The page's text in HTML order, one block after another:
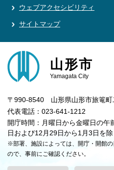
ウェブアクセシビリティ
サイトマップ
山形市
Yamagata City
〒990-8540 山形県山形市旅篭町
代表電話：023-641-1212
開庁時間：月曜日から金曜日の
日および12月29日から1月3日を除
※部署、施設によっては、開庁・開館
ので、事前にご確認ください。